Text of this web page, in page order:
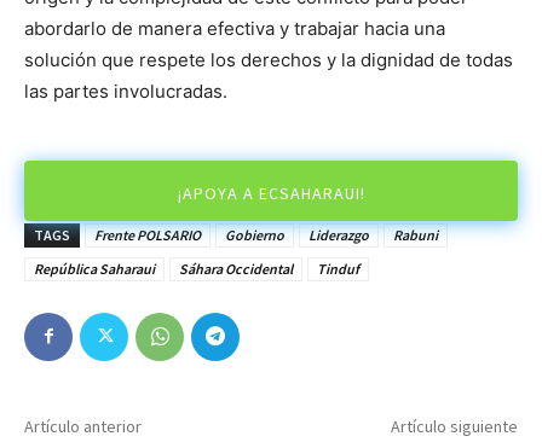
abordarlo de manera efectiva y trabajar hacia una
solución que respete los derechos y la dignidad de todas
las partes involucradas.
¡APOYA A ECSAHARAUI!
TAGS Frente POLSARIO Gobierno Liderazgo
Rabuni
República Saharaui
Sáhara Occidental Tinduf
Artículo anterior Artículo siguiente